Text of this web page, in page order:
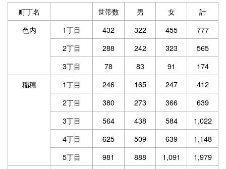
町丁名 世帯数 男 女
計
色内
1丁目 432 322 455
777
2丁目
288 242 323
565
3丁目
78 83 91
174
稲穂
1丁目 246 165 247
412
2丁目
380 273 366
639
3丁目
564 438 584
1,022
4丁目
625 509 639
1,148
5丁目
981 888 1,091
1,979